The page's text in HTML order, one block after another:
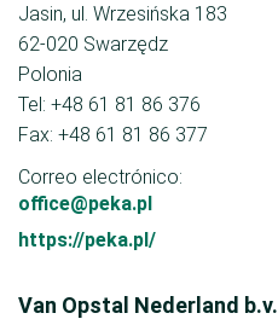
Jasin, ul. Wrzesińska 183
62-020 Swarzędz
Polonia
Tel: +48 61 81 86 376
Fax: +48 61 81 86 377
Correo electrónico:
office@peka.pl
https://peka.pl/
Van Opstal Nederland b.v.